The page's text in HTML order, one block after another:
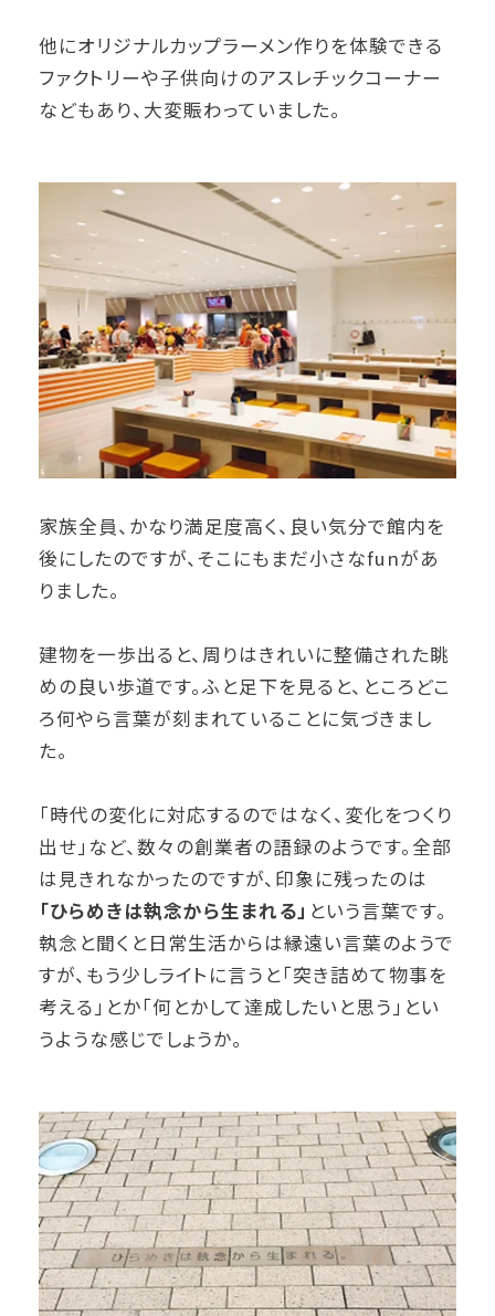
他にオリジナルカップラーメン作りを体験できる
ファクトリーや子供向けのアスレチックコーナー
などもあり、大変賑わっていました。
家族全員、かなり満足度高く、良い気分で館内を
後にしたのですが、そこにもまだ小さなfunがあ
りました。
建物を一歩出ると、周りはきれいに整備された眺
めの良い歩道です。ふと足下を見ると、ところどこ
ろ何やら言葉が刻まれていることに気づきまし
た。
「時代の変化に対応するのではなく、変化をつくり
出せ」など、数々の創業者の語録のようです。全部
は見きれなかったのですが、印象に残ったのは
「ひらめきは執念から生まれる」 という言葉です。
執念と聞くと日常生活からは縁遠い言葉のようで
すが、もう少しライトに言うと「突き詰めて物事を
考える」とか「何とかして達成したいと思う」とい
うような感じでしょうか。